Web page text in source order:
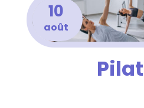
10
août